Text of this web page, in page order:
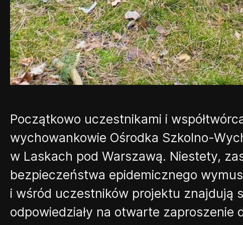
Początkowo uczestnikami i
wychowankowie Ośrodka Szkolno-
w Laskach pod Warszawą. Niestety,
bezpieczeństwa epidemicznego
i wśród uczestników projektu znajdują
odpowiedziały na otwarte zaproszenie